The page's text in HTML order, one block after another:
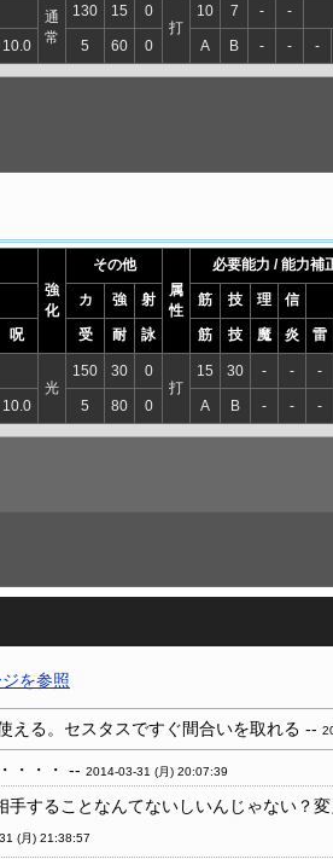
通
常
130 15
0
打
10 7 -
-
10.0 5 60 0 A B - - -
強
化
その他
属
性
必要能力 / 能力補
カ 強 射 筋 技 理 信
呪 受 耐 詠 筋 技 魔 炎 雷
光
150 30
0
打
15 30 - - -
10.0 5 80 0 A B - - -
を参照
える。セスタスですぐ間合いを取れる --
・・・ -- 2014-03-31 (月) 20:07:39
することなんてないしいんじゃない？
(月) 21:38:57